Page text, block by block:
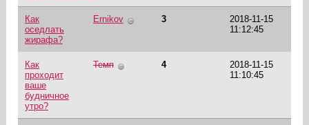
Как
оседлать
жирафа?
Ernikov 3
2018-11-15
11:12:45
Как
проходит
ваше
будничное
утро?
Темп 4
2018-11-15
11:10:45